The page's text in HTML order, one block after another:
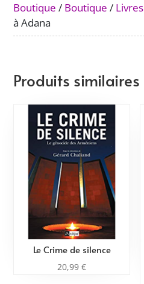
Boutique / Boutique / Livres
à Adana
Produits similaires
Le Crime de silence
20,99€